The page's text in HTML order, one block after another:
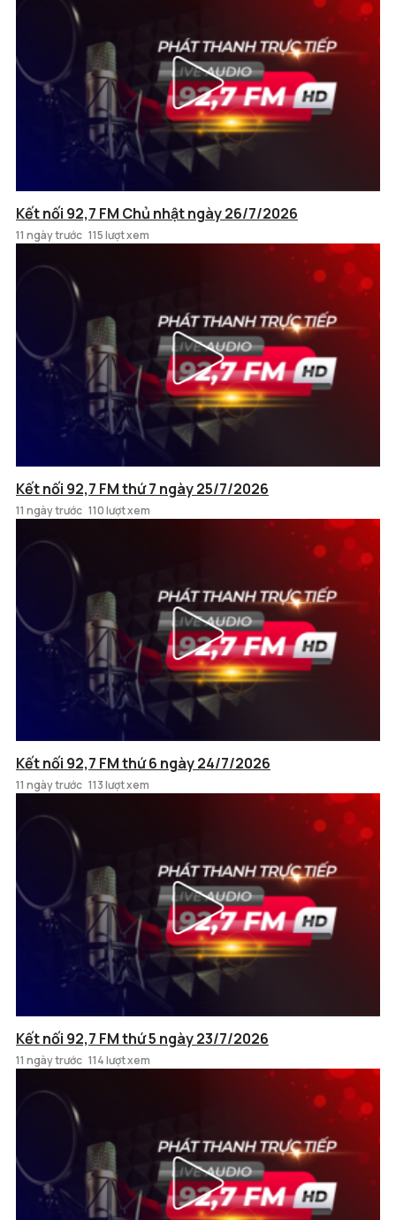
Kết nối 92,7 FM Chủ nhật ngày 26/7/2026
11 ngày trước 115 lượt xem
Kết nối 92,7 FM thứ 7 ngày 25/7/2026
11 ngày trước 110 lượt xem
Kết nối 92,7 FM thứ 6 ngày 24/7/2026
11 ngày trước 113 lượt xem
Kết nối 92,7 FM thứ 5 ngày 23/7/2026
11 ngày trước 114 lượt xem